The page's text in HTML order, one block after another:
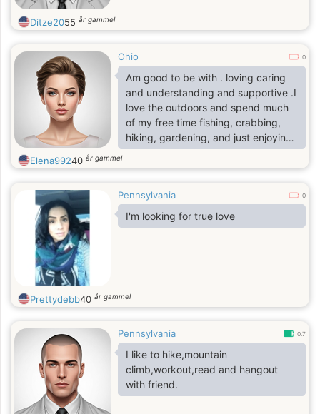
Ditze2055 år gammel
Ohio 0
Am good to be with . loving caring
and understanding and supportive .I
love the outdoors and spend much
of my free time fishing, crabbing,
hiking, gardening, and just enjoying
the beauty that surrounds me every
day.
Elena99240 år gammel
Pennsylvania 0
I'm looking for true love
Prettydebb40 år gammel
Pennsylvania 0.7
I like to hike,mountain
climb,workout,read and hangout
with friend.